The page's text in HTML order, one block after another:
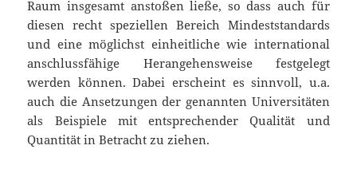
Raum insgesamt anstoßen ließe, so dass auch für
diesen recht speziellen Bereich Mindeststandards
und eine möglichst einheitliche wie international
anschlussfähige Herangehensweise festgelegt
werden können. Dabei erscheint es sinnvoll, u.a.
auch die Ansetzungen der genannten Universitäten
als Beispiele mit entsprechender Qualität und
Quantität in Betracht zu ziehen.